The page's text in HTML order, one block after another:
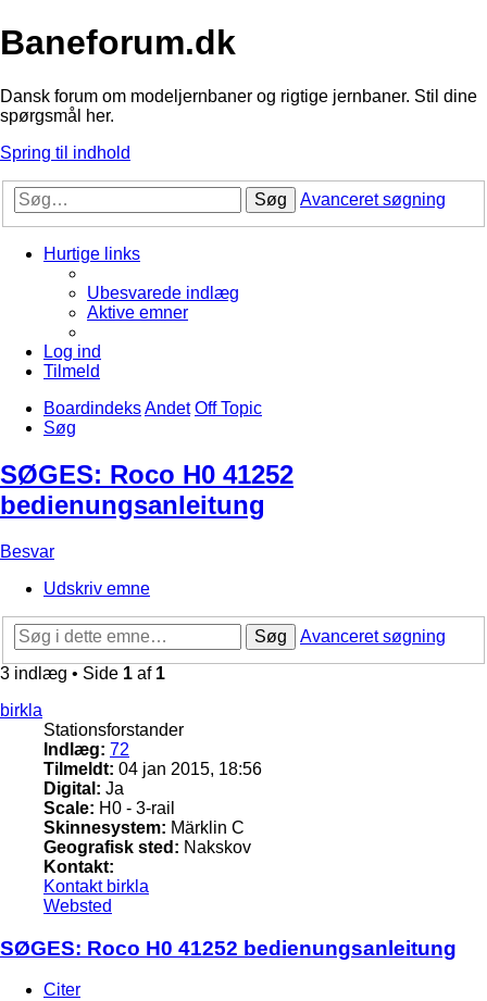
Baneforum.dk
Dansk forum om modeljernbaner og rigtige jernbaner. Stil dine
spørgsmål her.
Spring til indhold
Søg Avanceret søgning
Hurtige links
Ubesvarede indlæg
Aktive emner
Log ind
Tilmeld
BoardindeksAndet Off Topic
Søg
SØGES: Roco H0 41252
bedienungsanleitung
Besvar
Udskriv emne
Søg
Avanceret søgning
3 indlæg • Side 1 af 1
birkla
Stationsforstander
Indlæg: 72
Tilmeldt: 04 jan 2015, 18:56
Digital: Ja
Scale: H0 - 3-rail
Skinnesystem: Märklin C
Geografisk sted: Nakskov
Kontakt:
Kontakt birkla
Websted
SØGES: Roco H0 41252 bedienungsanleitung
Citer